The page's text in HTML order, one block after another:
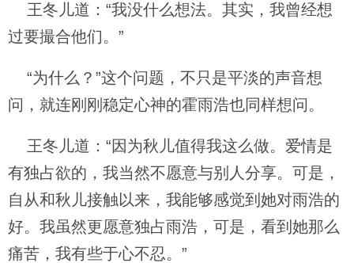
王冬儿道：“我没什么想法。其实，我曾经想
过要撮合他们。”
“为什么？”这个问题，不只是平淡的声音想
问，就连刚刚稳定心神的霍雨浩也同样想问。
王冬儿道：“因为秋儿值得我这么做。爱情是
有独占欲的，我当然不愿意与别人分享。可是，
自从和秋儿接触以来，我能够感觉到她对雨浩的
好。我虽然更愿意独占雨浩，可是，看到她那么
痛苦，我有些于心不忍。”